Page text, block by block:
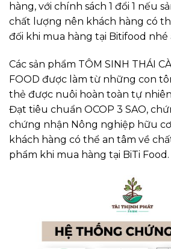
hàng, với chính sách 1 đổi 1 nếu
chất lượng nên khách hàng có
đối khi mua hàng tại Bitifood nhé
Các sản phẩm TÔM SINH THÁI
FOOD được làm từ những con
thẻ được nuôi hoàn toàn tự
Đạt tiêu chuẩn OCOP 3 SAO,
chứng nhận Nông nghiệp hữu
khách hàng có thể an tâm về
phẩm khi mua hàng tại BiTi Food.